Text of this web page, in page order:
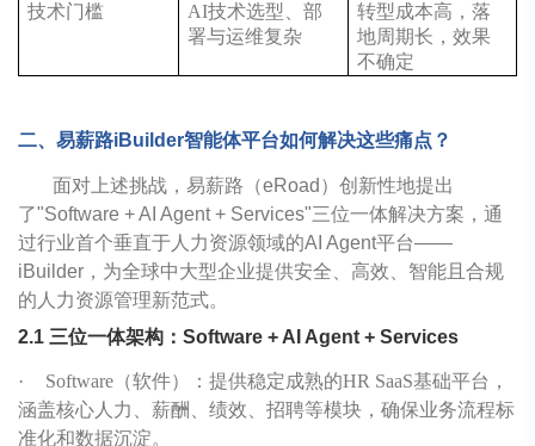
技术门槛
AI技术选型、部
署与运维复杂
转型成本高，落
地周期长，效果
不确定
二、易薪路iBuilder智能体平台如何解决这些痛点？
面对上述挑战，易薪路（eRoad）创新性地提出
了"Software + AI Agent + Services"三位一体解决方案，通
过行业首个垂直于人力资源领域的AI Agent平台——
iBuilder，为全球中大型企业提供安全、高效、智能且合规
的人力资源管理新范式。
2.1 三位一体架构：Software + AI Agent + Services
·
Software（软件）：提供稳定成熟的HR SaaS基础平台，
涵盖核心人力、薪酬、绩效、招聘等模块，确保业务流程标
准化和数据沉淀。